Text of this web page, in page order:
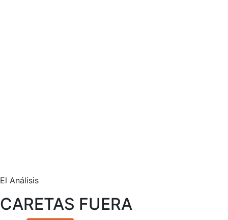
El Análisis
CARETAS FUERA